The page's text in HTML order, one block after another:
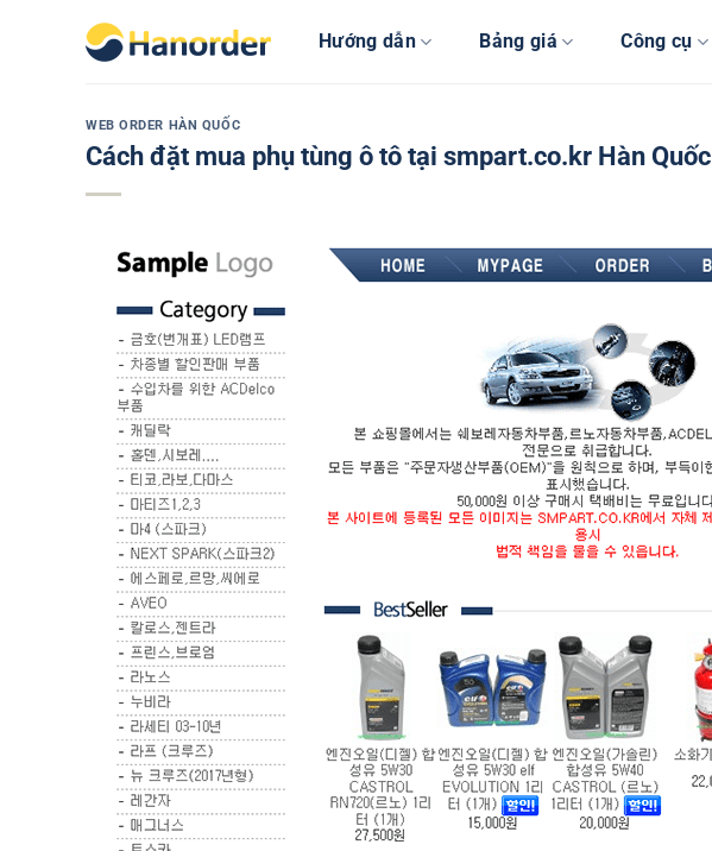
Hướng dẫn Bảng giá Công cụ
WEB ORDER HÀN QUỐC
Cách đặt mua phụ tùng ô tô tại smpart.co.kr Hàn Quốc